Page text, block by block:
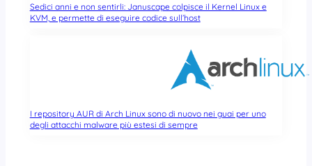
Sedici anni e non sentirli: Januscape colpisce il Kernel Linux e
KVM, e permette di eseguire codice sull’host
I repository AUR di Arch Linux sono di nuovo nei guai per uno
degli attacchi malware più estesi di sempre